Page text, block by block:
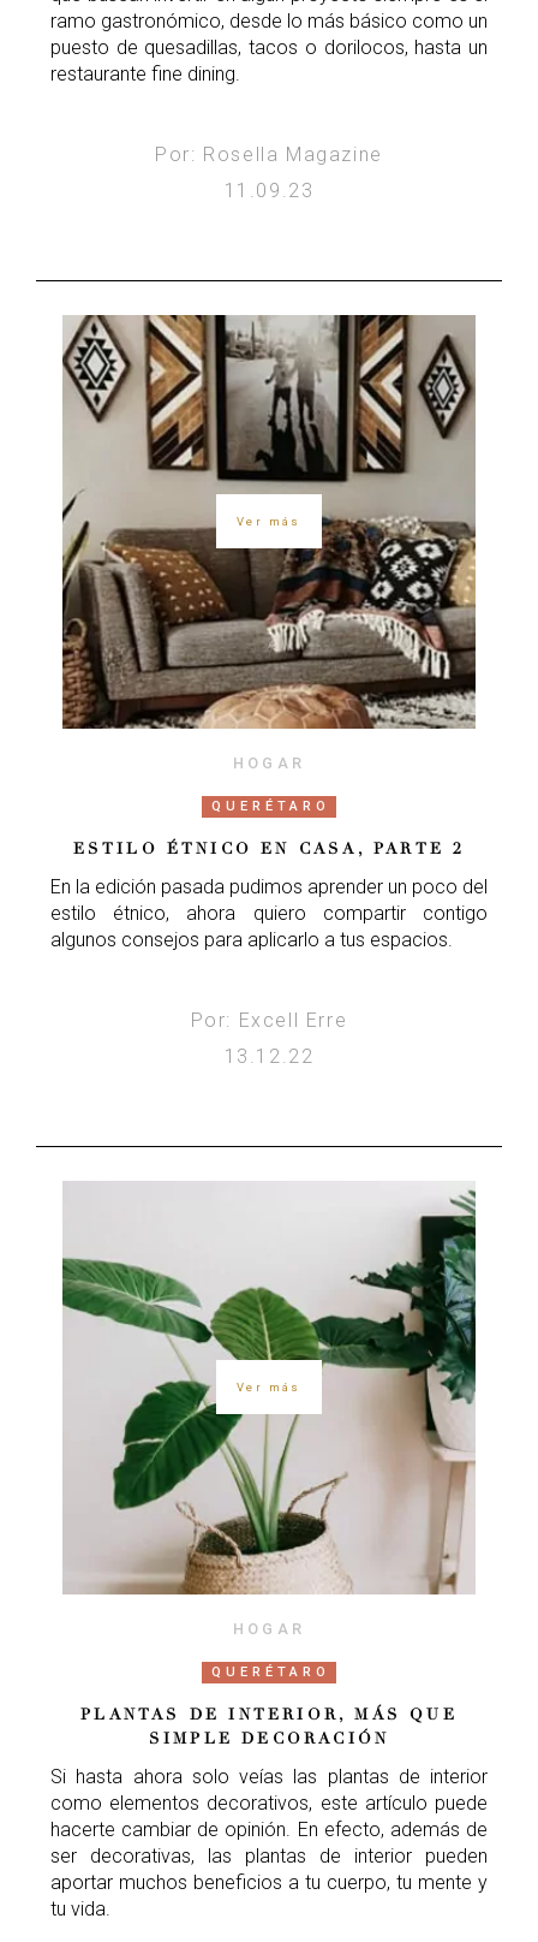
ramo gastronómico, desde lo más básico como un
puesto de quesadillas, tacos o dorilocos, hasta un
restaurante fine dining.
Por: Rosella Magazine
11.09.23
Ver más
HOGAR
QUERÉTARO
ESTILO ÉTNICO EN CASA, PARTE 2
En la edición pasada pudimos aprender un poco del
estilo étnico, ahora quiero compartir contigo
algunos consejos para aplicarlo a tus espacios.
Por: Excell Erre
13.12.22
Ver más
HOGAR
QUERÉTARO
PLANTAS DE INTERIOR, MÁS QUE
SIMPLE DECORACIÓN
Si hasta ahora solo veías las plantas de interior
como elementos decorativos, este artículo puede
hacerte cambiar de opinión. En efecto, además de
ser decorativas, las plantas de interior pueden
aportar muchos beneficios a tu cuerpo, tu mente y
tu vida.